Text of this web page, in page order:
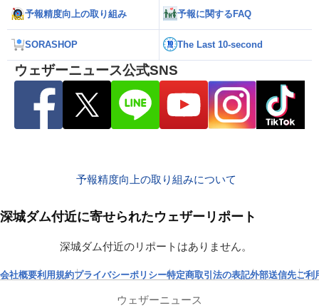
予報精度向上の取り組み 予報に関するFAQ
SORASHOP The Last 10-second
ウェザーニュース公式SNS
予報精度向上の取り組みについて
深城ダム付近に寄せられたウェザーリポート
深城ダム付近のリポートはありません。
会社概要利用規約プライバシーポリシー特定商取引法の表記外部送信先ご利
ウェザーニュース